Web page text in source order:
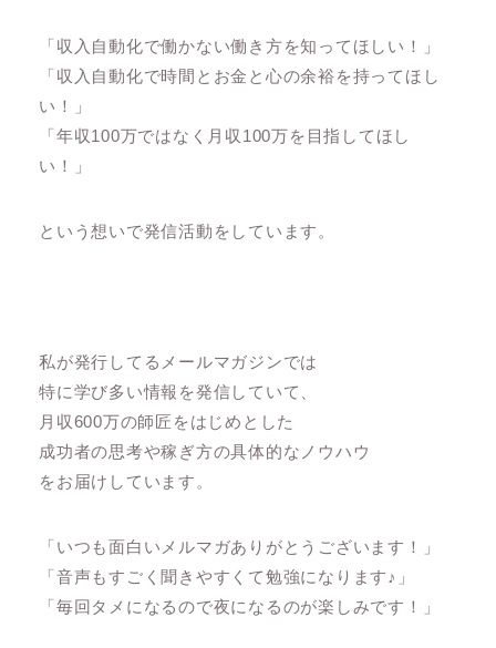
「収入自動化で働かない働き方を知ってほしい！」
「収入自動化で時間とお金と心の余裕を持ってほし
い！」
「年収100万ではなく月収100万を目指してほし
い！」
という想いで発信活動をしています。
私が発行してるメールマガジンでは
特に学び多い情報を発信していて、
月収600万の師匠をはじめとした
成功者の思考や稼ぎ方の具体的なノウハウ
をお届けしています。
「いつも面白いメルマガありがとうございます！」
「音声もすごく聞きやすくて勉強になります♪」
「毎回タメになるので夜になるのが楽しみです！」